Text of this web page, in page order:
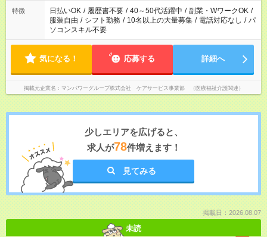
特徴 日払いOK / 履歴書不要 / 40～50代活躍中 / 副業・WワークOK /
服装自由 / シフト勤務 / 10名以上の大量募集 / 電話対応なし / パ
ソコンスキル不要
気になる！ 応募する 詳細へ
掲載元企業名 マンパワーグループ株式会社 ケアサービス事業部 （医療福祉介護関連）
少しエリアを広げると、
求人が78件増えます！
見てみる
掲載日：2026.08.07
未読